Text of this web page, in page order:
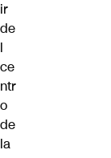
ir
de
l
ce
ntr
o
de
la